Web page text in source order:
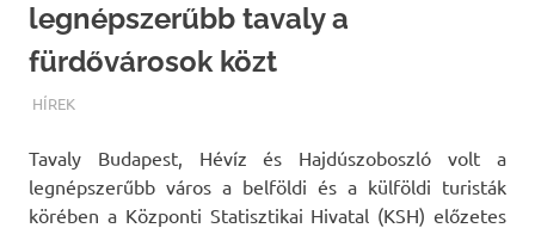
legnépszerűbb tavaly a
fürdővárosok közt
TERMALFURDOK.COM
HÍREK
Tavaly Budapest, Hévíz és Hajdúszoboszló volt a
legnépszerűbb város a belföldi és a külföldi turisták
körében a Központi Statisztikai Hivatal (KSH) előzetes